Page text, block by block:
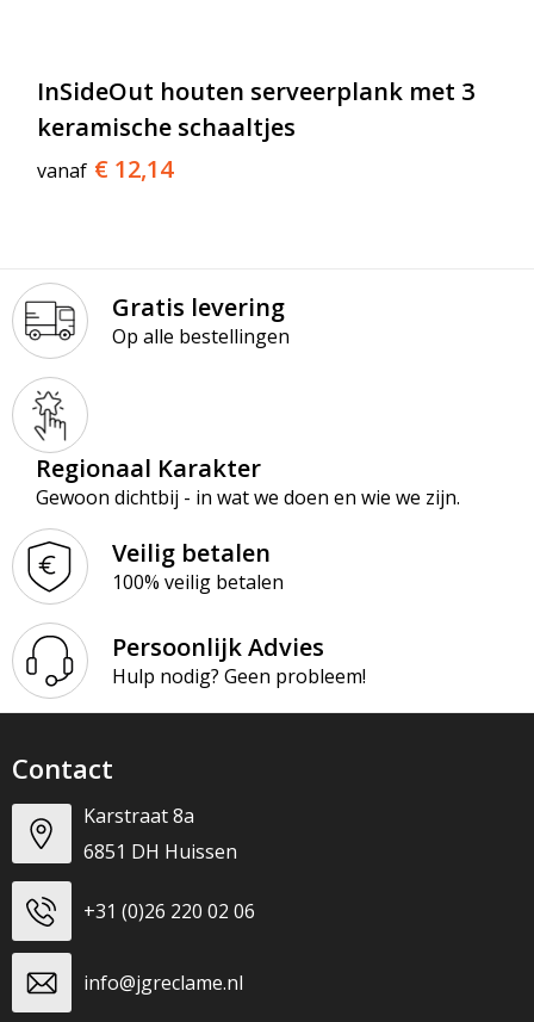
InSideOut houten serveerplank met 3
keramische schaaltjes
vanaf € 12,14
Gratis levering
Op alle bestellingen
Regionaal Karakter
Gewoon dichtbij - in wat we doen en wie we zijn.
Veilig betalen
100% veilig betalen
Persoonlijk Advies
Hulp nodig? Geen probleem!
Contact
Karstraat 8a
6851 DH Huissen
+31 (0)26 220 02 06
info@jgreclame.nl